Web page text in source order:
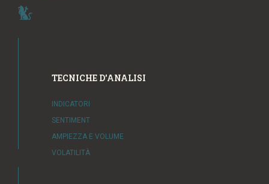
TECNICHE D'ANALISI
INDICATORI
SENTIMENT
AMPIEZZA E VOLUME
VOLATILITÀ